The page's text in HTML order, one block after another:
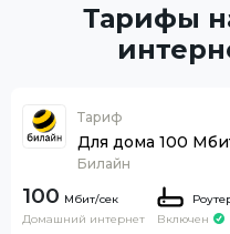
Тарифы
Тариф
Для дома 100
Билайн
100
Домашний интернет
Включен